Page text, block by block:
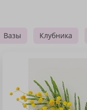
Вазы Клубника